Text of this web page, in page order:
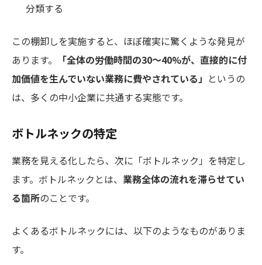
分類する
この棚卸しを実施すると、ほぼ確実に驚くような発見が
あります。
「全体の労働時間の30〜40%が、直接的に付
加価値を生んでいない業務に費やされている」 というの
は、多くの中小企業に共通する実態です。
ボトルネックの特定
業務を見える化したら、次に「ボトルネック」を特定し
ます。ボトルネックとは、 業務全体の流れを滞らせてい
る箇所のことです。
よくあるボトルネックには、以下のようなものがありま
す。